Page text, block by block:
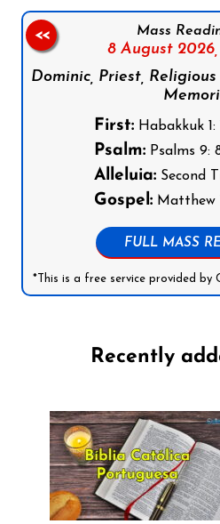
Mass
8 August 2026,
Dominic, Priest,
First:Habakkuk 1:
Psalm:Psalms 9:
Alleluia:Second
Gospel:Matthew
FULL MASS
*This is a free service provided by
<<
Recently